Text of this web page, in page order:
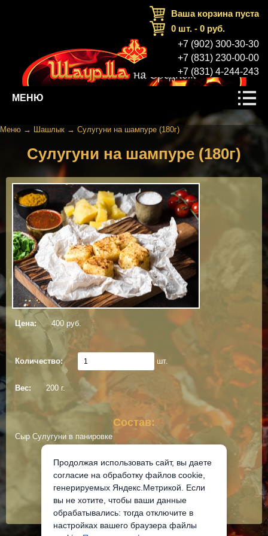
Ваша корзина пуста
0 шт. - 0 руб.
+7 (902) 300-30-30
+7 (831) 230-00-00
+7 (831) 4-244-243
МЕНЮ
Меню → Шашлык → Сулугуни на шампуре (180г)
Сулугуни на шампуре (180г)
Цена: 400 руб.
Количество: шт.
Вес: 200 г.
Состав:
Cыр Сулугуни в панировке
Добавить в корзину
Продолжая использовать сайт, вы даете
согласие на обработку файлов cookie,
генерируемых Яндекс.Метрикой. Если
вы не хотите, чтобы ваши данные
обрабатывались: тогда отключите в
настройках вашего браузера файлы